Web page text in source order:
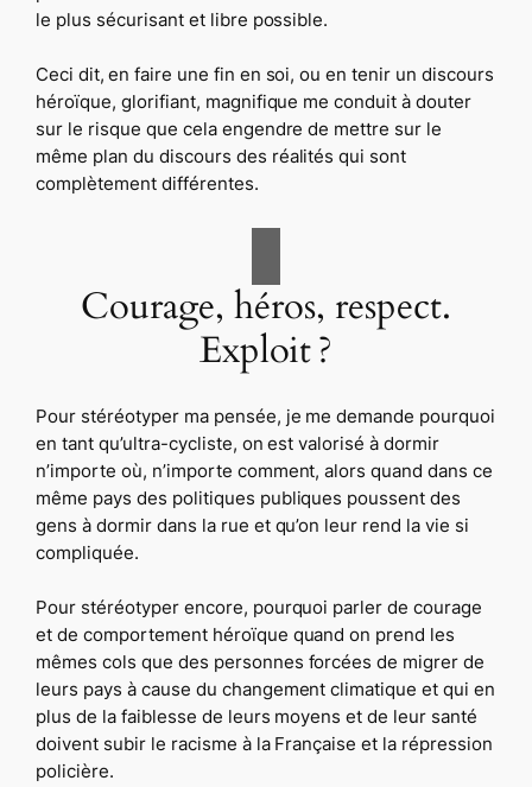
le plus sécurisant et libre possible.
Ceci dit, en faire une fin en soi, ou en tenir un discours
héroïque, glorifiant, magnifique me conduit à douter
sur le risque que cela engendre de mettre sur le
même plan du discours des réalités qui sont
complètement différentes.
Courage, héros, respect.
Exploit ?
Pour stéréotyper ma pensée, je me demande pourquoi
en tant qu’ultra-cycliste, on est valorisé à dormir
n’importe où, n’importe comment, alors quand dans ce
même pays des politiques publiques poussent des
gens à dormir dans la rue et qu’on leur rend la vie si
compliquée.
Pour stéréotyper encore, pourquoi parler de courage
et de comportement héroïque quand on prend les
mêmes cols que des personnes forcées de migrer de
leurs pays à cause du changement climatique et qui en
plus de la faiblesse de leurs moyens et de leur santé
doivent subir le racisme à la Française et la répression
policière.